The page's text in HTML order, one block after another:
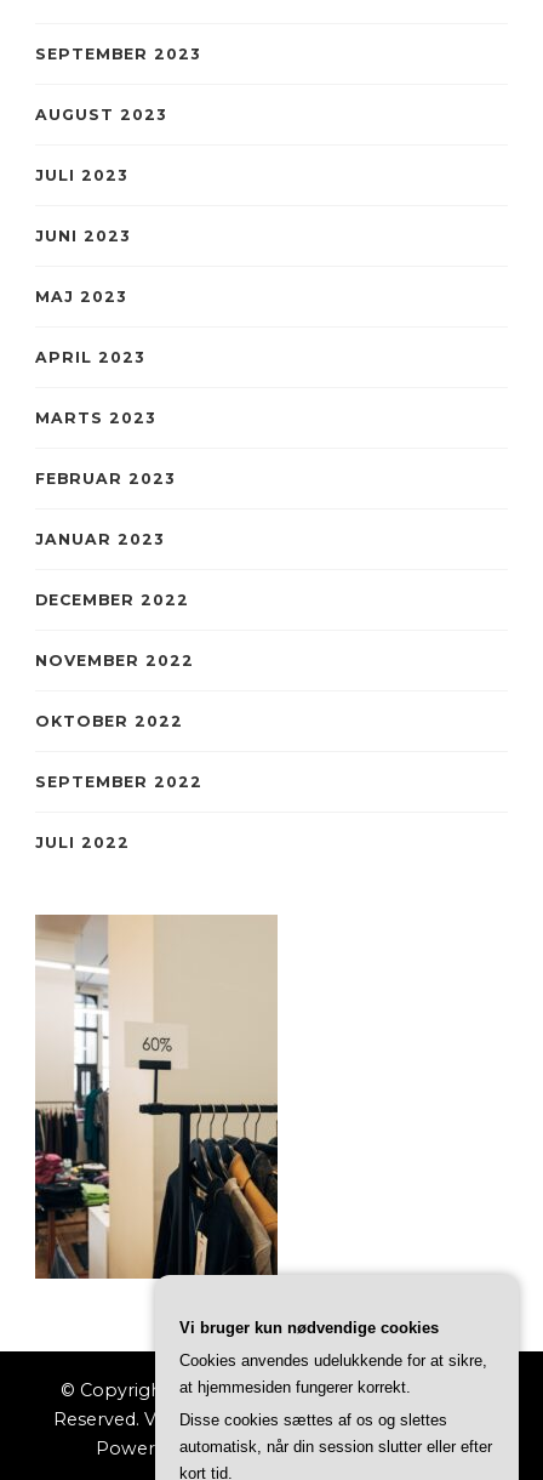
SEPTEMBER 2023
AUGUST 2023
JULI 2023
JUNI 2023
MAJ 2023
APRIL 2023
MARTS 2023
FEBRUAR 2023
JANUAR 2023
DECEMBER 2022
NOVEMBER 2022
OKTOBER 2022
SEPTEMBER 2022
JULI 2022
© Copyright 2026Indkøbs Magasinet. All Rights
Reserved. Vilva | Developed ByBlossom Themes
Powered byWordPress. Privatlivspolitik
Vi bruger kun nødvendige cookies
Cookies anvendes udelukkende for at sikre,
at hjemmesiden fungerer korrekt.
Disse cookies sættes af os og slettes
automatisk, når din session slutter eller efter
kort tid.